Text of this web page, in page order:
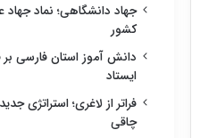
جهاد دانشگاهی؛ نماد جهاد
کشور
دانش آموز استان فارسی
ایستاد
فراتر از لاغری؛ استراتژی
چاقی